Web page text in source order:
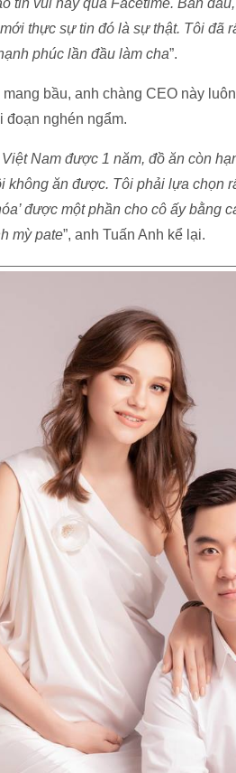
tin vui này qua Facetime. Ban
thực sự tin đó là sự thật. Tôi đã
phúc lần đầu làm cha”.
bầu, anh chàng CEO này
đoạn nghén ngẩm.
Nam được 1 năm, đồ ăn còn
không ăn được. Tôi phải lựa chọn
được một phần cho cô ấy bằng
mỳ pate”, anh Tuấn Anh kể lại.